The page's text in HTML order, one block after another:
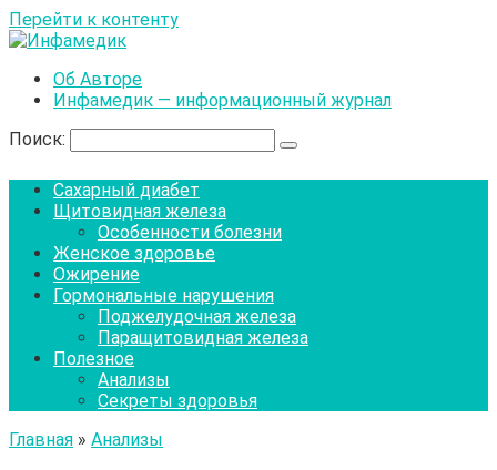
Перейти к контенту
Об Авторе
Инфамедик — информационный журнал
Поиск:
Сахарный диабет
Щитовидная железа
Особенности болезни
Женское здоровье
Ожирение
Гормональные нарушения
Поджелудочная железа
Паращитовидная железа
Полезное
Анализы
Секреты здоровья
Главная » Анализы